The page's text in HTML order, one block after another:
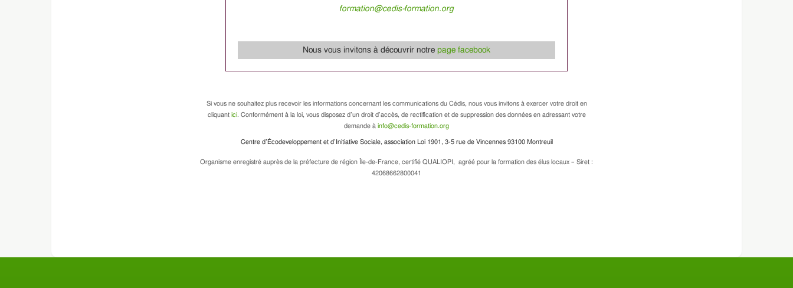
formation@cedis-formation.org
Nous vous invitons à découvrir notre page facebook
Si vous ne souhaitez plus recevoir les informations concernant les communications du Cédis, nous vous invitons à exercer votre droit en
cliquant ici. Conformément à la loi, vous disposez d’un droit d’accès, de rectification et de suppression des données en adressant votre
demande à info@cedis-formation.org
Centre d’Écodeveloppement et d’Initiative Sociale, association Loi 1901, 3-5 rue de Vincennes 93100 Montreuil
Organisme enregistré auprès de la préfecture de région Île-de-France, certifié QUALIOPI, agréé pour la formation des élus locaux – Siret :
42068662800041